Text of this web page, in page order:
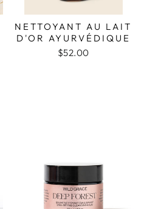
NETTOYANT AU LAIT
D'OR AYURVÉDIQUE
$52.00